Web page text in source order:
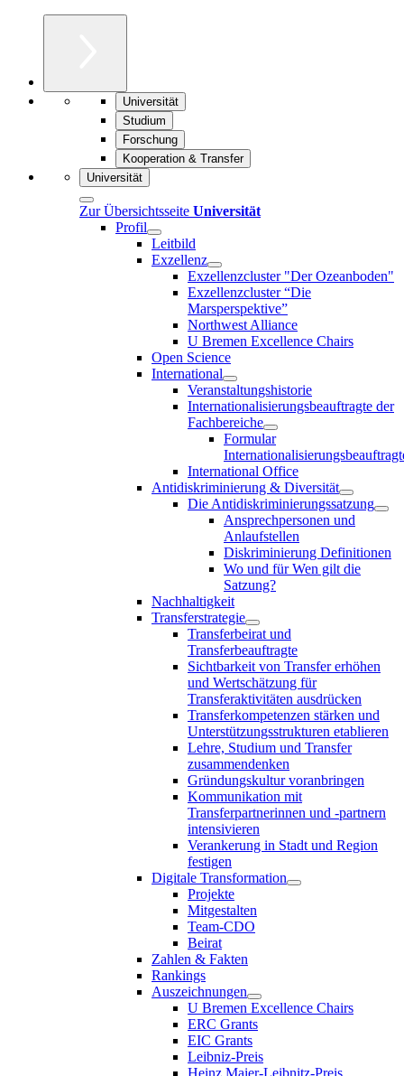
Universität
Studium
Forschung
Kooperation & Transfer
Universität
Zur Übersichtsseite Universität
Profil
Leitbild
Exzellenz
Exzellenzcluster "Der Ozeanboden"
Exzellenzcluster “Die
Marsperspektive”
Northwest Alliance
U Bremen Excellence Chairs
Open Science
International
Veranstaltungshistorie
Internationalisierungsbeauftragte der
Fachbereiche
Formular
International Office
Antidiskriminierung & Diversität
Die Antidiskriminierungssatzung
Ansprechpersonen und
Anlaufstellen
Diskriminierung Definitionen
Wo und für Wen gilt die
Satzung?
Nachhaltigkeit
Transferstrategie
Transferbeirat und
Transferbeauftragte
Sichtbarkeit von Transfer erhöhen
und Wertschätzung für
Transferaktivitäten ausdrücken
Transferkompetenzen stärken und
Unterstützungsstrukturen etablieren
Lehre, Studium und Transfer
zusammendenken
Gründungskultur voranbringen
Kommunikation mit
Transferpartnerinnen und -partnern
intensivieren
Verankerung in Stadt und Region
festigen
Digitale Transformation
Projekte
Mitgestalten
Team-CDO
Beirat
Zahlen & Fakten
Rankings
Auszeichnungen
U Bremen Excellence Chairs
ERC Grants
EIC Grants
Leibniz-Preis
Heinz Maier-Leibnitz-Preis